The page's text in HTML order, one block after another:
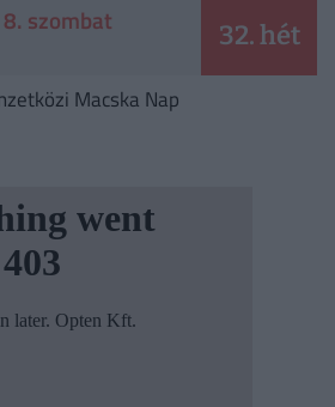
szombat 32. hét
Macska Nap